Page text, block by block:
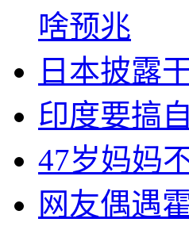
啥预兆
日本披露
印度要搞
47岁妈妈
网友偶遇